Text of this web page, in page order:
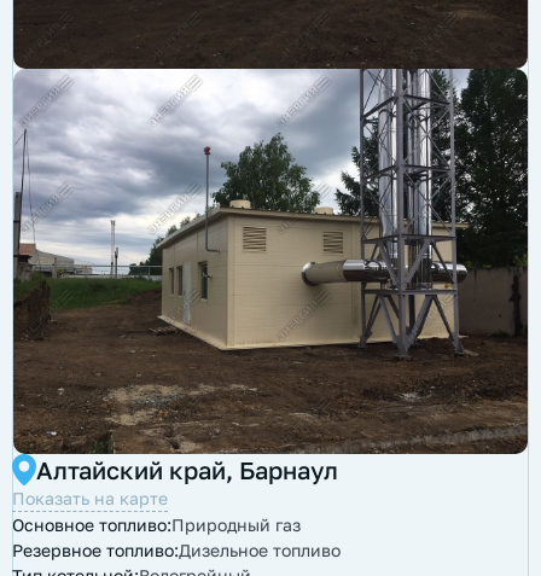
Алтайский край, Барнаул
Показать на карте
Основное топливо:Природный газ
Резервное топливо:Дизельное топливо